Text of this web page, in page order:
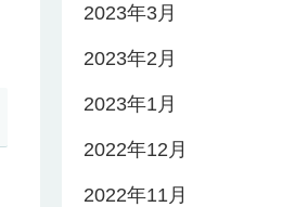
2023年3月
2023年2月
2023年1月
2022年12月
2022年11月